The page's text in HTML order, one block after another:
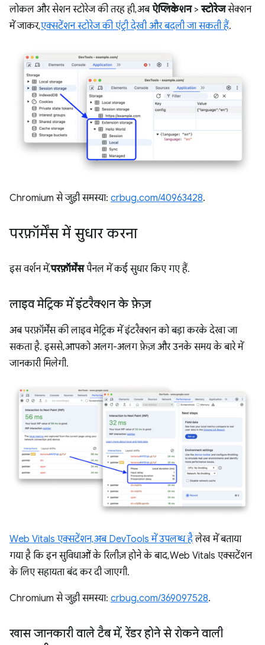
लोकल और सेशन स्टोरेज की तरह ही, अबऐप्लिकेशन>स्टोरेजसेक्शन
में जाकर,एक्सटेंशन स्टोरेज की एंट्री देखी और बदली जा सकती हैं.
Chromium से जुड़ी समस्या: crbug.com/40963428.
परफ़ॉर्मेंस में सुधार करना
इस वर्शन में,परफ़ॉर्मेंसपैनल में कई सुधार किए गए हैं.
लाइव मेट्रिक में इंटरैक्शन के फ़ेज़
अब परफ़ॉर्मेंस की लाइव मेट्रिक में इंटरैक्शन को बड़ा करके देखा जा
सकता है. इससे, आपको अलग-अलग फ़ेज़ और उनके समय के बारे में
जानकारी मिलेगी.
Web Vitals एक्सटेंशन, अब DevTools में उपलब्ध हैलेख में बताया
गया है कि इन सुविधाओं के रिलीज़ होने के बाद, Web Vitals एक्सटेंशन
के लिए सहायता बंद कर दी जाएगी.
Chromium से जुड़ी समस्या: crbug.com/369097528.
खास जानकारी वाले टैब में, रेंडर होने से रोकने वाली